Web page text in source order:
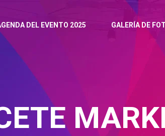
DEL EVENTO 2025 GALERÍA DE